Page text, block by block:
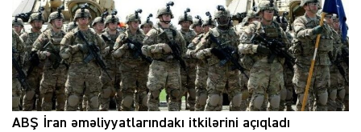
ABŞ İran əməliyyatlarındakı itkilərini açıqladı